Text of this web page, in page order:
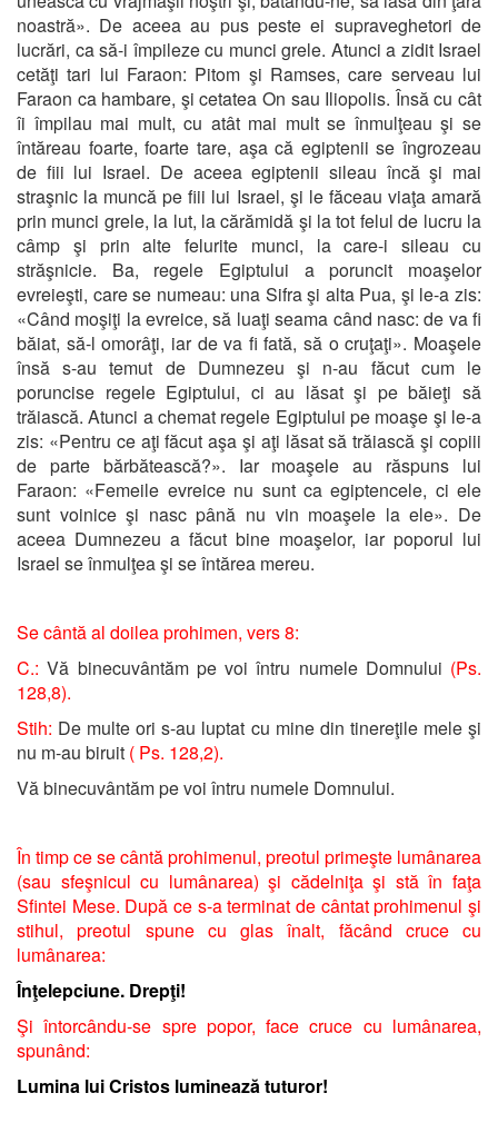
noastră». De aceea au pus peste ei supraveghetori de
lucrări, ca să-i împileze cu munci grele. Atunci a zidit Israel
cetăţi tari lui Faraon: Pitom şi Ramses, care serveau lui
Faraon ca hambare, şi cetatea On sau Iliopolis. Însă cu cât
îi împilau mai mult, cu atât mai mult se înmulţeau şi se
întăreau foarte, foarte tare, aşa că egiptenii se îngrozeau
de fiii lui Israel. De aceea egiptenii sileau încă şi mai
straşnic la muncă pe fiii lui Israel, şi le făceau viaţa amară
prin munci grele, la lut, la cărămidă şi la tot felul de lucru la
câmp şi prin alte felurite munci, la care-i sileau cu
străşnicie. Ba, regele Egiptului a poruncit moaşelor
evreieşti, care se numeau: una Sifra şi alta Pua, şi le-a zis:
«Când moşiţi la evreice, să luaţi seama când nasc: de va fi
băiat, să-l omorâţi, iar de va fi fată, să o cruţaţi». Moaşele
însă s-au temut de Dumnezeu şi n-au făcut cum le
poruncise regele Egiptului, ci au lăsat şi pe băieţi să
trăiască. Atunci a chemat regele Egiptului pe moaşe şi le-a
zis: «Pentru ce aţi făcut aşa şi aţi lăsat să trăiască şi copiii
de parte bărbătească?». Iar moaşele au răspuns lui
Faraon: «Femeile evreice nu sunt ca egiptencele, ci ele
sunt voinice şi nasc până nu vin moaşele la ele». De
aceea Dumnezeu a făcut bine moaşelor, iar poporul lui
Israel se înmulţea şi se întărea mereu.
Se cântă al doilea prohimen, vers 8:
C.: Vă binecuvântăm pe voi întru numele Domnului (Ps.
128,8).
Stih: De multe ori s-au luptat cu mine din tinereţile mele şi
nu m-au biruit ( Ps. 128,2).
Vă binecuvântăm pe voi întru numele Domnului.
În timp ce se cântă prohimenul, preotul primeşte lumânarea
(sau sfeşnicul cu lumânarea) şi cădelniţa şi stă în faţa
Sfintei Mese. După ce s-a terminat de cântat prohimenul şi
stihul, preotul spune cu glas înalt, făcând cruce cu
lumânarea:
Înţelepciune. Drepţi!
Şi întorcându-se spre popor, face cruce cu lumânarea,
spunând:
Lumina lui Cristos luminează tuturor!